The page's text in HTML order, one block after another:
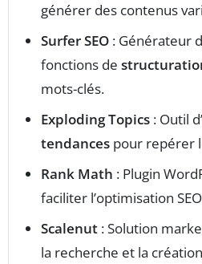
générer des contenus
Surfer SEO : Générateur
fonctions de
mots-clés.
Exploding Topics : Outil
tendances pour repérer
Rank Math : Plugin
faciliter l’optimisation
Scalenut : Solution
la recherche et la